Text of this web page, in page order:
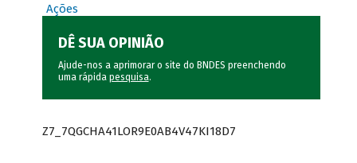
Ações
DÊ SUA OPINIÃO
Ajude-nos a aprimorar o site do BNDES preenchendo
uma rápida pesquisa.
Z7_7QGCHA41LOR9E0AB4V47KI18D7